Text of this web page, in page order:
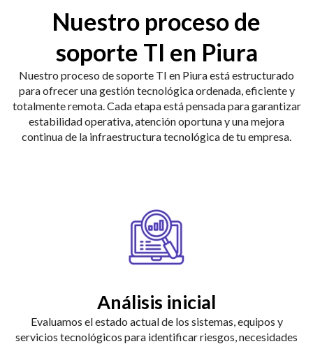
Nuestro proceso de
soporte TI en Piura
Nuestro proceso de soporte TI en Piura está estructurado
para ofrecer una gestión tecnológica ordenada, eficiente y
totalmente remota. Cada etapa está pensada para garantizar
estabilidad operativa, atención oportuna y una mejora
continua de la infraestructura tecnológica de tu empresa.
Análisis inicial
Evaluamos el estado actual de los sistemas, equipos y
servicios tecnológicos para identificar riesgos, necesidades